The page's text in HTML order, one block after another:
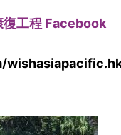
復工程 Facebook